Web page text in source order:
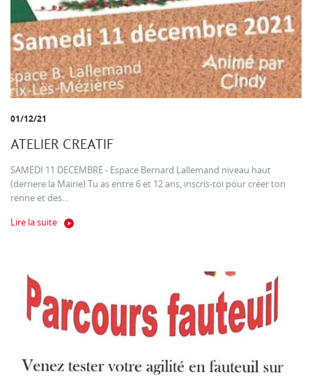
01/12/21
ATELIER CREATIF
SAMEDI 11 DECEMBRE - Espace Bernard Lallemand niveau haut
(derriere la Mairie) Tu as entre 6 et 12 ans, inscris-toi pour créer ton
renne et des...
Lire la suite